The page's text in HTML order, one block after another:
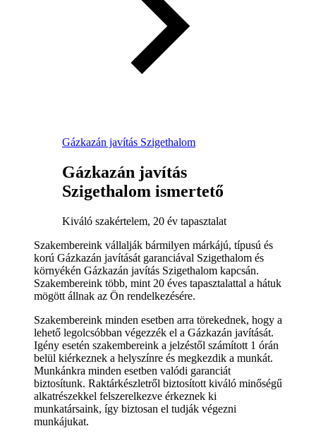
Gázkazán javítás Szigethalom
Gázkazán javítás
Szigethalom ismertető
Kiváló szakértelem, 20 év tapasztalat
Szakembereink vállalják bármilyen márkájú, típusú és
korú Gázkazán javítását garanciával Szigethalom és
környékén Gázkazán javítás Szigethalom kapcsán.
Szakembereink több, mint 20 éves tapasztalattal a hátuk
mögött állnak az Ön rendelkezésére.
Szakembereink minden esetben arra törekednek, hogy a
lehető legolcsóbban végezzék el a Gázkazán javítását.
Igény esetén szakembereink a jelzéstől számított 1 órán
belül kiérkeznek a helyszínre és megkezdik a munkát.
Munkánkra minden esetben valódi garanciát
biztosítunk. Raktárkészletről biztosított kiváló minőségű
alkatrészekkel felszerelkezve érkeznek ki
munkatársaink, így biztosan el tudják végezni
munkájukat.